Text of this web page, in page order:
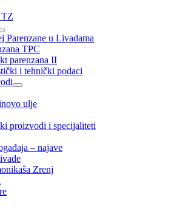
Parenzane u Livadama
TPC
parenzana II
i tehnički podaci
ulje
proizvodi i specijaliteti
– najave
Zrenj